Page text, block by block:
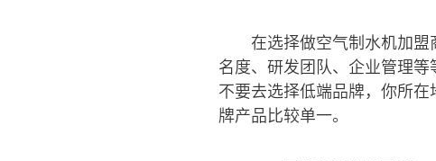
在选择做空气制水机加
名度、研发团队、企业管理
不要去选择低端品牌，你所
牌产品比较单一。